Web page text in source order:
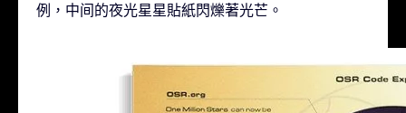
例，中间的夜光星星貼紙閃爍著光芒。